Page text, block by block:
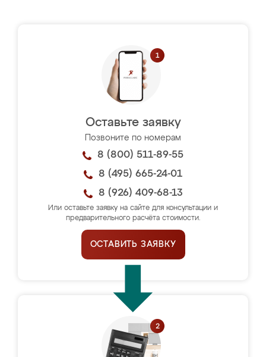
Оставьте заявку
Позвоните по номерам
8 (800) 511-89-55
8 (495) 665-24-01
8 (926) 409-68-13
Или оставьте заявку на сайте для консультации и
предварительного расчёта стоимости.
ОСТАВИТЬ ЗАЯВКУ